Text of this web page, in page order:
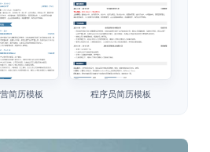
简历模板 程序员简历模板